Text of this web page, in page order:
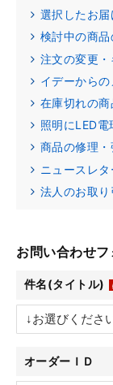
選択したお
検討中の商
注文の変更
イデーから
在庫切れの
照明にLED電
商品の修理
ニュースレ
法人のお取
お問い合わせフ
件名(タイトル)
オーダーＩＤ